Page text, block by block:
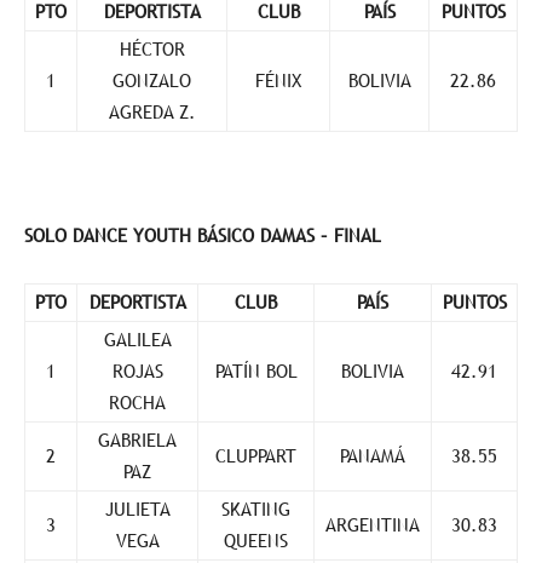
PTO DEPORTISTA CLUB PAÍS PUNTOS
1
HÉCTOR
GONZALO
AGREDA Z.
FÉNIX BOLIVIA 22.86
SOLO DANCE YOUTH BÁSICO DAMAS – FINAL
PTO DEPORTISTA CLUB PAÍS PUNTOS
1
GALILEA
ROJAS
ROCHA
PATÍN BOL BOLIVIA 42.91
2
GABRIELA
PAZ
CLUPPART PANAMÁ 38.55
3
JULIETA
VEGA
SKATING
QUEENS
ARGENTINA 30.83